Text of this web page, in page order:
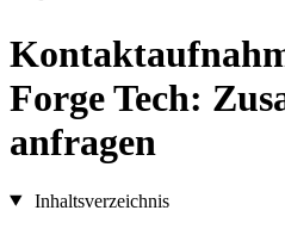
Forge Tech:
anfragen
Inhaltsverzeichnis